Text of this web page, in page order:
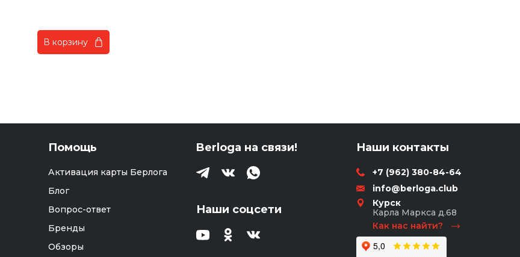
В корзину
Помощь
Активация карты Берлога
Блог
Вопрос-ответ
Бренды
Обзоры
Berloga на связи!
Наши соцсети
Наши контакты
+7 (962) 380-84-64
info@berloga.club
Курск
Карла Маркса д.68
Как нас найти?